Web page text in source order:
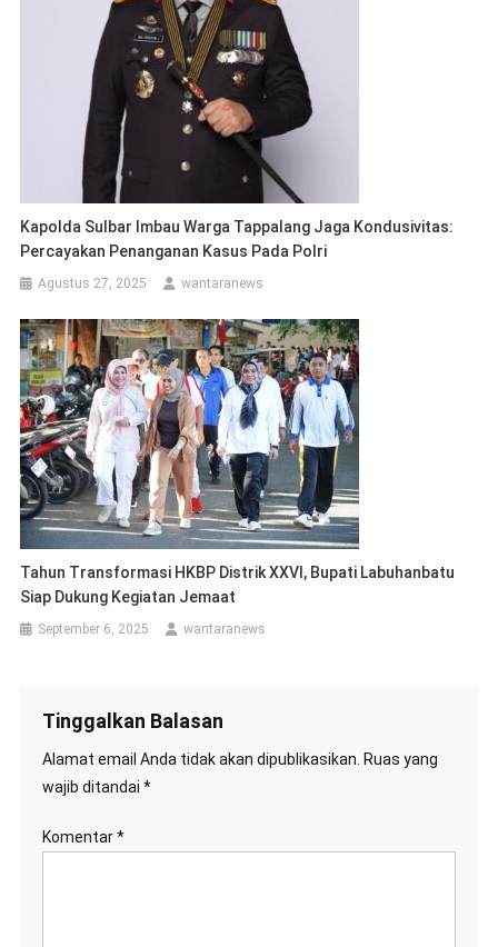
Kapolda Sulbar Imbau Warga Tappalang Jaga Kondusivitas:
Percayakan Penanganan Kasus Pada Polri
Agustus 27, 2025 wantaranews
Tahun Transformasi HKBP Distrik XXVI, Bupati Labuhanbatu
Siap Dukung Kegiatan Jemaat
September 6, 2025 wantaranews
Tinggalkan Balasan
Alamat email Anda tidak akan dipublikasikan. Ruas yang
wajib ditandai *
Komentar*